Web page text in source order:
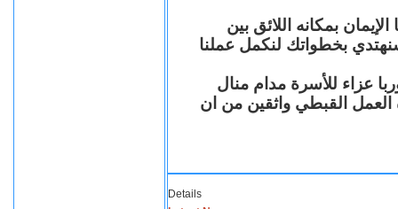
بمكانه اللائق بين
بخطواتك لنكمل عملنا
عزاء للأسرة مدام منال
العمل القبطي واثقين من ان
Details